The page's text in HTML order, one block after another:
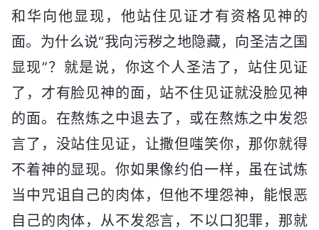
和华向他显现，他站住见证才有资格见神的
面。为什么说“我向污秽之地隐藏，向圣洁之国
显现”？就是说，你这个人圣洁了，站住见证
了，才有脸见神的面，站不住见证就没脸见神
的面。在熬炼之中退去了，或在熬炼之中发怨
言了，没站住见证，让撒但嗤笑你，那你就得
不着神的显现。你如果像约伯一样，虽在试炼
当中咒诅自己的肉体，但他不埋怨神，能恨恶
自己的肉体，从不发怨言，不以口犯罪，那就